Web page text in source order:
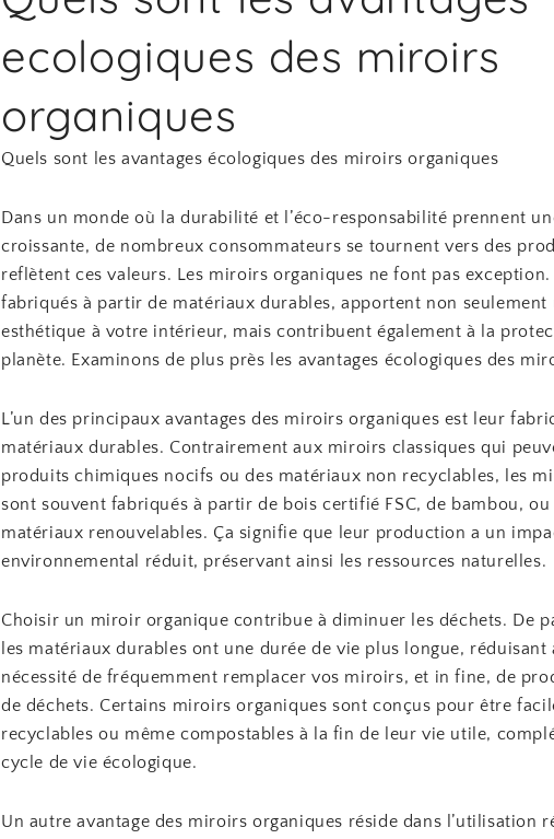
ecologiques des miroirs
organiques
Quels sont les avantages écologiques des miroirs organiques
Dans un monde où la durabilité et l’éco-responsabilité prennent
croissante, de nombreux consommateurs se tournent vers des
reflètent ces valeurs. Les miroirs organiques ne font pas
fabriqués à partir de matériaux durables, apportent non seulement
esthétique à votre intérieur, mais contribuent également à la
planète. Examinons de plus près les avantages écologiques des
L’un des principaux avantages des miroirs organiques est leur
matériaux durables. Contrairement aux miroirs classiques qui
produits chimiques nocifs ou des matériaux non recyclables, les
sont souvent fabriqués à partir de bois certifié FSC, de bambou, ou
matériaux renouvelables. Ça signifie que leur production a un
environnemental réduit, préservant ainsi les ressources naturelles.
Choisir un miroir organique contribue à diminuer les déchets. De
les matériaux durables ont une durée de vie plus longue, réduisant
nécessité de fréquemment remplacer vos miroirs, et in fine, de
de déchets. Certains miroirs organiques sont conçus pour être
recyclables ou même compostables à la fin de leur vie utile,
cycle de vie écologique.
Un autre avantage des miroirs organiques réside dans l’utilisation